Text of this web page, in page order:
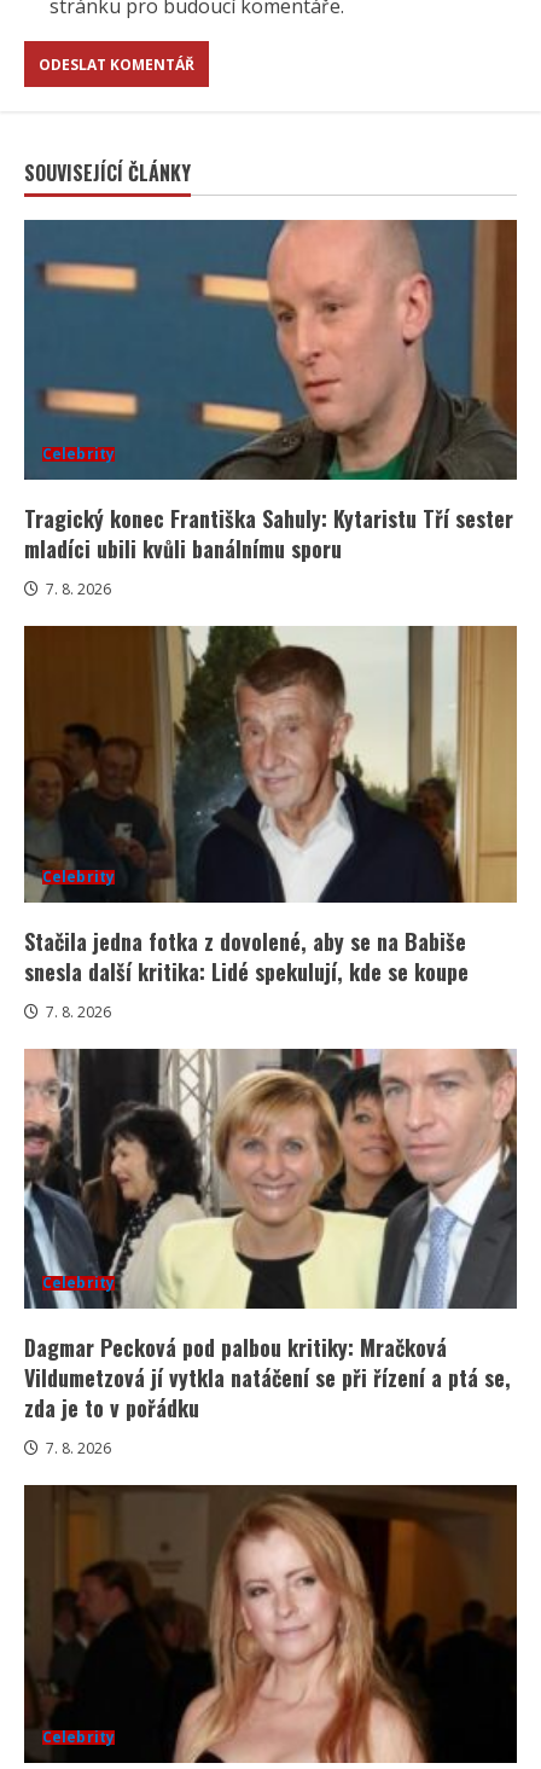
stránku pro budoucí komentáře.
SOUVISEJÍCÍ ČLÁNKY
Celebrity
Tragický konec Františka Sahuly: Kytaristu Tří sester
mladíci ubili kvůli banálnímu sporu
7. 8. 2026
Celebrity
Stačila jedna fotka z dovolené, aby se na Babiše
snesla další kritika: Lidé spekulují, kde se koupe
7. 8. 2026
Celebrity
Dagmar Pecková pod palbou kritiky: Mračková
Vildumetzová jí vytkla natáčení se při řízení a ptá se,
zda je to v pořádku
7. 8. 2026
Celebrity